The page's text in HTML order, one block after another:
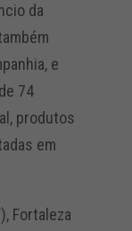
da
e
74
produtos
em
Fortaleza